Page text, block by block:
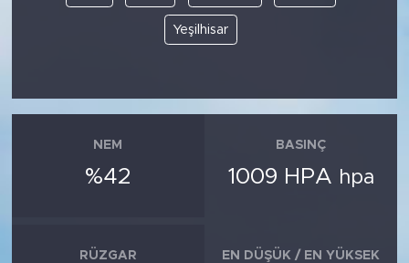
Yeşilhisar
NEM
%42
BASINÇ
1009 HPA hpa
RÜZGAR EN DÜŞÜK / EN YÜKSEK
YAŞAM
KADIN
SİYASET